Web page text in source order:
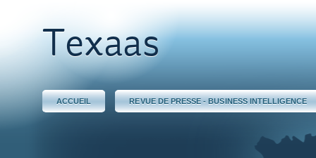
Texaas
ACCUEIL REVUE DE PRESSE - BUSINESS INTELLIGENCE